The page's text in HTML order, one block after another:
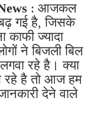
: आजकल
गई है, जिसके
काफी ज्यादा
ने बिजली बिल
रहे है। क्या
रहे है तो आज हम
देने वाले